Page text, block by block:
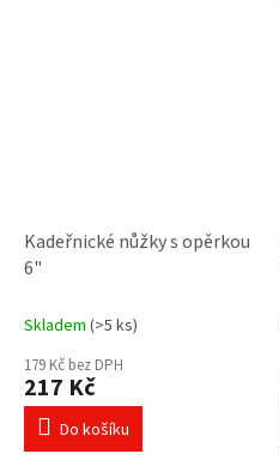
Kadeřnické nůžky s opěrkou
6"
Skladem (>5 ks)
179 Kč bez DPH
217 Kč
Do košíku